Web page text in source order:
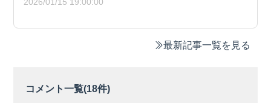
最新記事一覧を見る
コメント一覧(18件)